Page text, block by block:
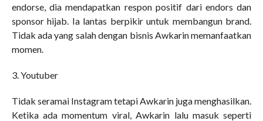
endorse, dia mendapatkan respon positif dari endors dan
sponsor hijab. Ia lantas berpikir untuk membangun brand.
Tidak ada yang salah dengan bisnis Awkarin memanfaatkan
momen.
3. Youtuber
Tidak seramai Instagram tetapi Awkarin juga menghasilkan.
Ketika ada momentum viral, Awkarin lalu masuk seperti